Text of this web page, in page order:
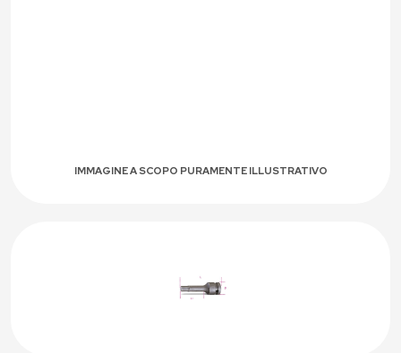
IMMAGINE A SCOPO PURAMENTE ILLUSTRATIVO